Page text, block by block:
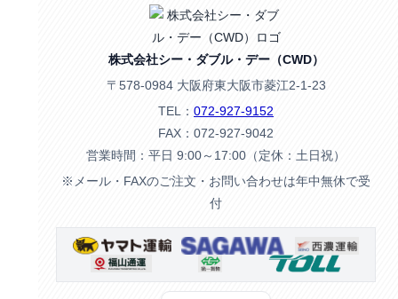
株式会社シー・ダブル・デー（CWD）
〒578-0984 大阪府東大阪市菱江2-1-23
TEL： 072-927-9152
FAX：072-927-9042
営業時間：平日 9:00～17:00（定休：土日祝）
※メール・FAXのご注文・お問い合わせは年中無休で受
付